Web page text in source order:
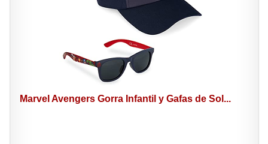
Marvel Avengers Gorra Infantil y Gafas de Sol...